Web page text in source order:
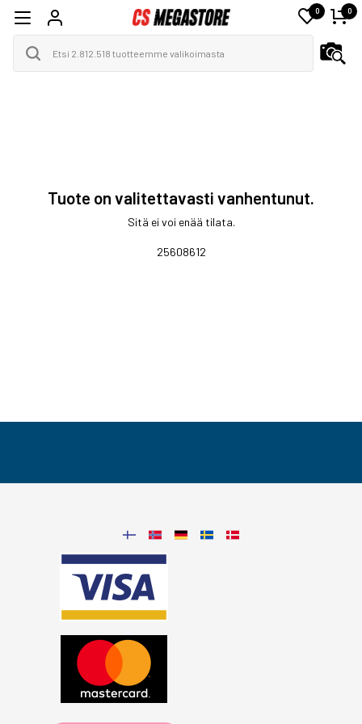
0 0
Tuote on valitettavasti vanhentunut.
Sitä ei voi enää tilata.
25608612